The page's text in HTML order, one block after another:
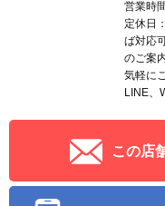
営業時
定休日
ば対応
のご案
気軽に
LINE、
この店